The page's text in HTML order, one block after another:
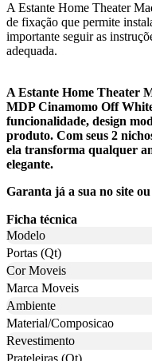
A Estante Home Theater
de fixação que permite
importante seguir as
adequada.
A Estante Home Theater
MDP Cinamomo Off
funcionalidade, design
produto. Com seus 2
ela transforma qualquer
elegante.
Garanta já a sua no site
Ficha técnica
Modelo
Portas (Qt)
Cor Moveis
Marca Moveis
Ambiente
Material/Composicao
Revestimento